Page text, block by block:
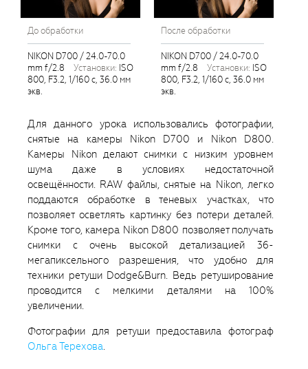
До обработки
NIKON D700 / 24.0-70.0
mm f/2.8
установки: ISO
800, F3.2, 1/160 с, 36.0 мм
экв.
После обработки
NIKON D700 / 24.0-70.0
mm f/2.8
установки: ISO
800, F3.2, 1/160 с, 36.0 мм
экв.
Для данного урока использовались фотографии,
снятые на камеры Nikon D700 и Nikon D800.
Камеры Nikon делают снимки с низким уровнем
шума даже в условиях недостаточной
освещённости. RAW файлы, снятые на Nikon, легко
поддаются обработке в теневых участках, что
позволяет осветлять картинку без потери деталей.
Кроме того, камера Nikon D800 позволяет получать
снимки с очень высокой детализацией 36-
мегапиксельного разрешения, что удобно для
техники ретуши Dodge&Burn. Ведь ретуширование
проводится с мелкими деталями на 100%
увеличении.
Фотографии для ретуши предоставила фотограф
Ольга Терехова.